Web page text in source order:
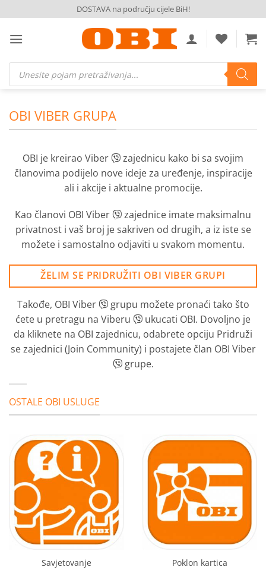
to
content
DOSTAVA na području cijele BiH!
Products
search
OBI VIBER GRUPA
OBI je kreirao Viber
zajednicu kako bi sa svojim
članovima podijelo nove ideje za uređenje, inspiracije
ali i akcije i aktualne promocije.
Kao članovi OBI Viber
zajednice imate maksimalnu
privatnost i vaš broj je sakriven od drugih, a iz iste se
možete i samostalno odjaviti u svakom momentu.
ŽELIM SE PRIDRUŽITI OBI VIBER GRUPI
Takođe, OBI Viber
grupu možete pronaći tako što
ćete u pretragu na Viberu
ukucati OBI. Dovoljno je
da kliknete na OBI zajednicu, odabrete opciju Pridruži
se zajednici (Join Community) i postajete član OBI Viber
grupe.
OSTALE OBI USLUGE
Savjetovanje Poklon kartica